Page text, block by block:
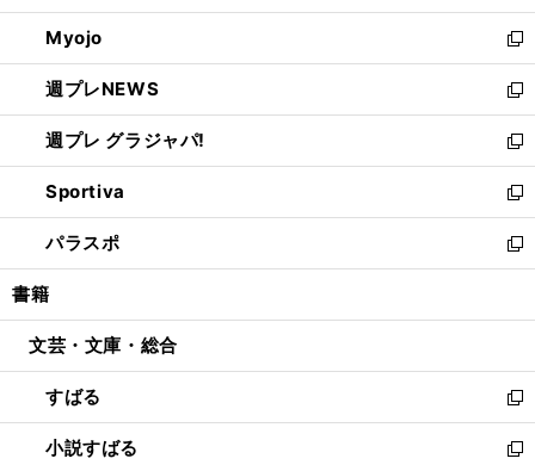
開
く
ウ
で
開
く
ン
ド
ウ
で
開
く
ウ
ィ
ン
ド
ウ
で
開
く
Myojo
新
し
い
ウ
ィ
ン
ド
ウ
で
開
週プレNEWS
新
し
い
ウ
ィ
ン
ド
ウ
開
週プレ グラジャパ!
新
し
い
ウ
ィ
ン
ウ
開
く
Sportiva
新
し
い
ウ
ン
ウ
で
開
く
パラスポ
新
し
ウ
ン
ド
ウ
で
書籍
文芸・文庫・総合
すばる
新
し
い
小説すばる
新